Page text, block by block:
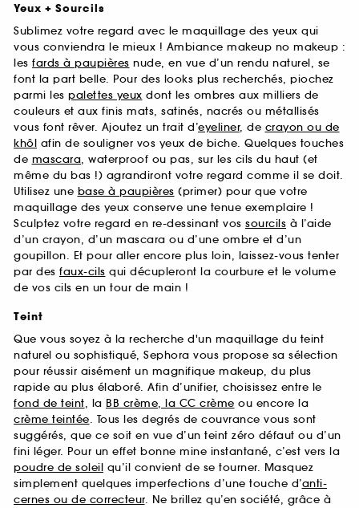
Yeux + Sourcils
Sublimez votre regard avec le maquillage des yeux qui
vous conviendra le mieux ! Ambiance makeup no makeup :
les fards à paupières nude, en vue d’un rendu naturel, se
font la part belle. Pour des looks plus recherchés, piochez
parmi les palettes yeux dont les ombres aux milliers de
couleurs et aux finis mats, satinés, nacrés ou métallisés
vous font rêver. Ajoutez un trait d’eyeliner, de crayon ou de
khôl afin de souligner vos yeux de biche. Quelques touches
de mascara, waterproof ou pas, sur les cils du haut (et
même du bas !) agrandiront votre regard comme il se doit.
Utilisez une base à paupières (primer) pour que votre
maquillage des yeux conserve une tenue exemplaire !
Sculptez votre regard en re-dessinant vos sourcils à l’aide
d’un crayon, d’un mascara ou d’une ombre et d’un
goupillon. Et pour aller encore plus loin, laissez-vous tenter
par des faux-cils qui décupleront la courbure et le volume
de vos cils en un tour de main !
Teint
Que vous soyez à la recherche d'un maquillage du teint
naturel ou sophistiqué, Sephora vous propose sa sélection
pour réussir aisément un magnifique makeup, du plus
rapide au plus élaboré. Afin d’unifier, choisissez entre le
fond de teint, la BB crème, la CC crème ou encore la
crème teintée. Tous les degrés de couvrance vous sont
suggérés, que ce soit en vue d’un teint zéro défaut ou d’un
fini léger. Pour un effet bonne mine instantané, c’est vers la
poudre de soleil qu’il convient de se tourner. Masquez
simplement quelques imperfections d’une touche d’anti-
cernes ou de correcteur. Ne brillez qu’en société, grâce à